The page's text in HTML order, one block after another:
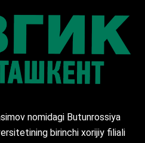
nomidagi Butunrossiya
birinchi xorijiy filiali